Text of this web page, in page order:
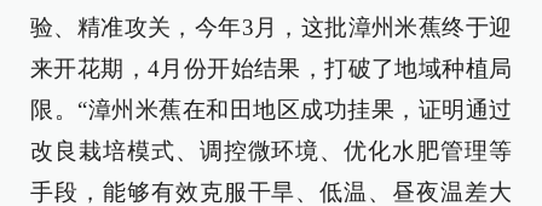
验、精准攻关，今年3月，这批漳州米蕉终于迎
来开花期，4月份开始结果，打破了地域种植局
限。“漳州米蕉在和田地区成功挂果，证明通过
改良栽培模式、调控微环境、优化水肥管理等
手段，能够有效克服干旱、低温、昼夜温差大